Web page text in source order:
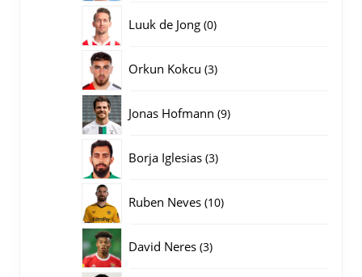
Luuk de Jong 00
Orkun Kokcu 33
Jonas Hofmann 99
Borja Iglesias 33
Ruben Neves 1010
David Neres 33